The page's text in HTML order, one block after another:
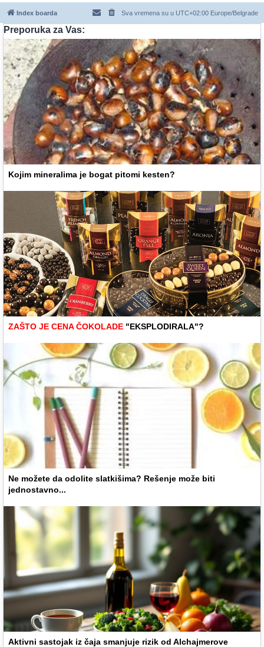
Index boarda Sva vremena su u UTC+02:00 Europe/Belgrade
Preporuka za Vas:
Kojim mineralima je bogat pitomi kesten?
ZAŠTO JE CENA ČOKOLADE "EKSPLODIRALA"?
Ne možete da odolite slatkišima? Rešenje može biti
jednostavno...
Aktivni sastojak iz čaja smanjuje rizik od Alchajmerove